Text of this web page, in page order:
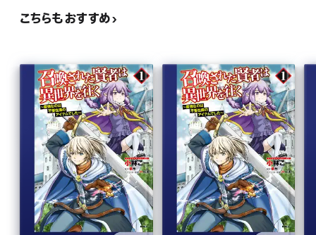
こちらもおすすめ